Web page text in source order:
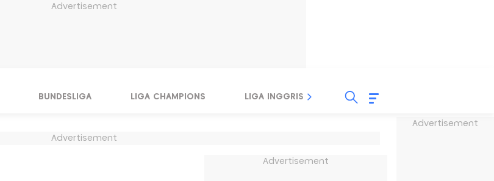
Advertisement
Advertisement
BUNDESLIGA LIGA CHAMPIONS LIGA INGGRIS LIGA ITALIA
Advertisement
Advertisement